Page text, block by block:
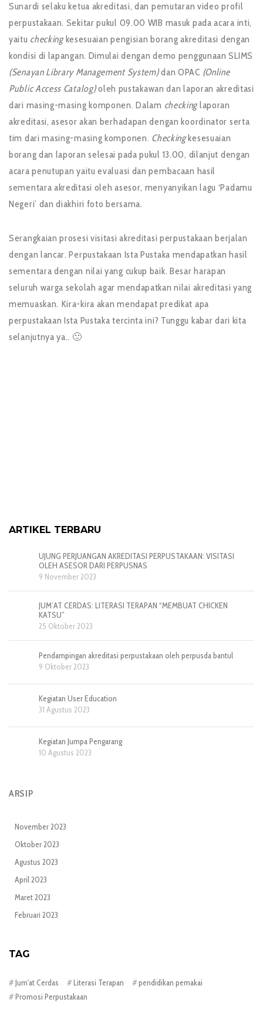
Sunardi selaku ketua akreditasi, dan pemutaran video profil
perpustakaan. Sekitar pukul 09.00 WIB masuk pada acara inti,
yaitu checkingkesesuaian pengisian borang akreditasi dengan
kondisi di lapangan. Dimulai dengan demo penggunaan SLIMS
(Senayan Library Management System)dan OPAC (Online
Public Access Catalog)oleh pustakawan dan laporan akreditasi
dari masing-masing komponen. Dalam checkinglaporan
akreditasi, asesor akan berhadapan dengan koordinator serta
tim dari masing-masing komponen. Checkingkesesuaian
borang dan laporan selesai pada pukul 13.00, dilanjut dengan
acara penutupan yaitu evaluasi dan pembacaan hasil
sementara akreditasi oleh asesor, menyanyikan lagu ‘Padamu
Negeri’ dan diakhiri foto bersama.
Serangkaian prosesi visitasi akreditasi perpustakaan berjalan
dengan lancar. Perpustakaan Ista Pustaka mendapatkan hasil
sementara dengan nilai yang cukup baik. Besar harapan
seluruh warga sekolah agar mendapatkan nilai akreditasi yang
memuaskan. Kira-kira akan mendapat predikat apa
perpustakaan Ista Pustaka tercinta ini? Tunggu kabar dari kita
selanjutnya ya.. 🙂
ARTIKEL TERBARU
UJUNG PERJUANGAN AKREDITASI PERPUSTAKAAN: VISITASI
OLEH ASESOR DARI PERPUSNAS
9 November 2023
JUM’AT CERDAS: LITERASI TERAPAN “MEMBUAT CHICKEN
KATSU”
25 Oktober 2023
Pendampingan akreditasi perpustakaan oleh perpusda bantul
9 Oktober 2023
Kegiatan User Education
31 Agustus 2023
Kegiatan Jumpa Pengarang
10 Agustus 2023
ARSIP
November 2023
Oktober 2023
Agustus 2023
April 2023
Maret 2023
Februari 2023
TAG
Jum'at Cerdas Literasi Terapan
pendidikan pemakai
Promosi Perpustakaan